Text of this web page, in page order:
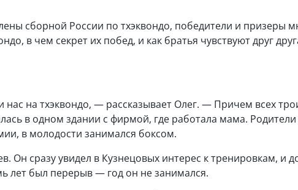
сборной России по тхэквондо, победители и призеры
в чем секрет их побед, и как братья чувствуют друг
на тхэквондо, — рассказывает Олег. — Причем всех
в одном здании с фирмой, где работала мама.
в молодости занимался боксом.
сразу увидел в Кузнецовых интерес к тренировкам, и
лет был перерыв — год он не занимался.